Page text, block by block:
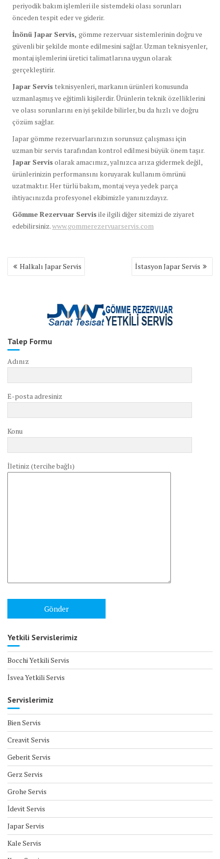
periyodik bakım işlemleri ile sistemdeki olası sorunları
önceden tespit eder ve giderir.
İnönü Japar Servis, gömme rezervuar sistemlerinin doğru ve
güvenli bir şekilde monte edilmesini sağlar. Uzman teknisyenler,
montaj işlemlerini üretici talimatlarına uygun olarak
gerçekleştirir.
Japar Servis teknisyenleri, markanın ürünleri konusunda
uzmanlaşmış ve eğitimli kişilerdir. Ürünlerin teknik özelliklerini
ve olası sorunlarını en iyi şekilde bilirler, bu da hızlı ve doğru
çözüm sağlar.
Japar gömme rezervuarlarınızın sorunsuz çalışması için
uzman bir servis tarafından kontrol edilmesi büyük önem taşır.
Japar Servis olarak amacımız, yalnızca arıza gidermek değil,
ürünlerinizin performansını koruyarak kullanım ömrünü
uzatmaktır. Her türlü bakım, montaj veya yedek parça
ihtiyacınızda profesyonel ekibimizle yanınızdayız.
Gömme Rezervuar Servis ile ilgili diğer sitemizi de ziyaret
edebilirsiniz.www.gommerezervuarservis.com
Yazı
gezinmesi
Halkalı Japar Servis İstasyon Japar Servis
Talep Formu
Adınız
E-posta adresiniz
Konu
İletiniz (tercihe bağlı)
Yetkili Servislerimiz
Bocchi Yetkili Servis
İsvea Yetkili Servis
Servislerimiz
Bien Servis
Creavit Servis
Geberit Servis
Gerz Servis
Grohe Servis
İdevit Servis
Japar Servis
Kale Servis